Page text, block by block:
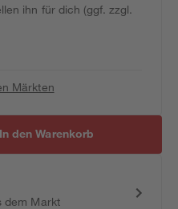
ihn für dich (ggf. zzgl.
Märkten
In den Warenkorb
dem Markt